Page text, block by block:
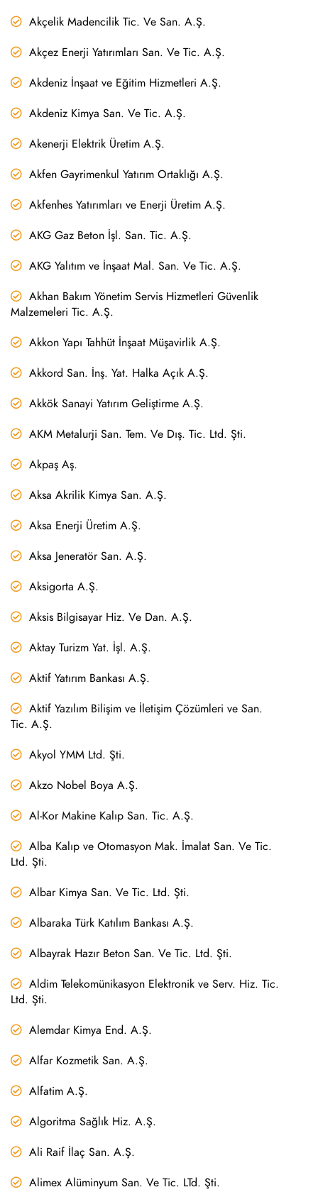
Akçelik Madencilik Tic. Ve San. A.Ş.
Akçez Enerji Yatırımları San. Ve Tic. A.Ş.
Akdeniz İnşaat ve Eğitim Hizmetleri A.Ş.
Akdeniz Kimya San. Ve Tic. A.Ş.
Akenerji Elektrik Üretim A.Ş.
Akfen Gayrimenkul Yatırım Ortaklığı A.Ş.
Akfenhes Yatırımları ve Enerji Üretim A.Ş.
AKG Gaz Beton İşl. San. Tic. A.Ş.
AKG Yalıtım ve İnşaat Mal. San. Ve Tic. A.Ş.
Akhan Bakım Yönetim Servis Hizmetleri Güvenlik
Malzemeleri Tic. A.Ş.
Akkon Yapı Tahhüt İnşaat Müşavirlik A.Ş.
Akkord San. İnş. Yat. Halka Açık A.Ş.
Akkök Sanayi Yatırım Geliştirme A.Ş.
AKM Metalurji San. Tem. Ve Dış. Tic. Ltd. Şti.
Akpaş Aş.
Aksa Akrilik Kimya San. A.Ş.
Aksa Enerji Üretim A.Ş.
Aksa Jeneratör San. A.Ş.
Aksigorta A.Ş.
Aksis Bilgisayar Hiz. Ve Dan. A.Ş.
Aktay Turizm Yat. İşl. A.Ş.
Aktif Yatırım Bankası A.Ş.
Aktif Yazılım Bilişim ve İletişim Çözümleri ve San.
Tic. A.Ş.
Akyol YMM Ltd. Şti.
Akzo Nobel Boya A.Ş.
Al-Kor Makine Kalıp San. Tic. A.Ş.
Alba Kalıp ve Otomasyon Mak. İmalat San. Ve Tic.
Ltd. Şti.
Albar Kimya San. Ve Tic. Ltd. Şti.
Albaraka Türk Katılım Bankası A.Ş.
Albayrak Hazır Beton San. Ve Tic. Ltd. Şti.
Aldim Telekomünikasyon Elektronik ve Serv. Hiz. Tic.
Ltd. Şti.
Alemdar Kimya End. A.Ş.
Alfar Kozmetik San. A.Ş.
Alfatim A.Ş.
Algoritma Sağlık Hiz. A.Ş.
Ali Raif İlaç San. A.Ş.
Alimex Alüminyum San. Ve Tic. LTd. Şti.